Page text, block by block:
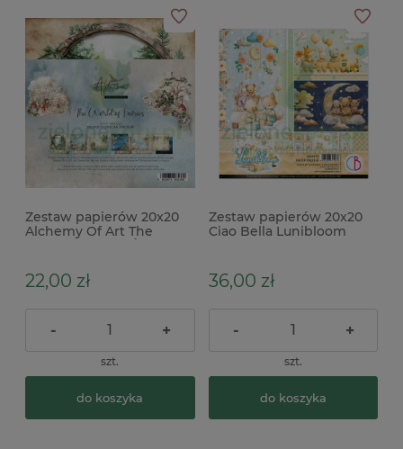
Zestaw papierów 20x20
Alchemy Of Art The
22,00 zł
- +
szt.
do koszyka
Zestaw papierów 20x20
Ciao Bella Lunibloom
36,00 zł
- +
szt.
do koszyka